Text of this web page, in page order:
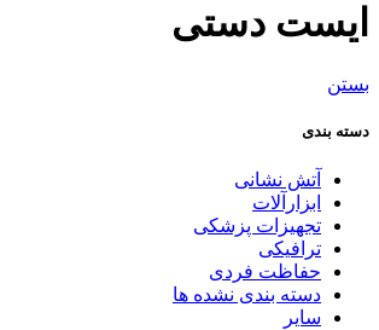
ایست دستی
بستن
دسته بندی
آتش نشانی
ابزارآلات
تجهیزات پزشکی
ترافیکی
حفاظت فردی
دسته بندی نشده ها
سایر